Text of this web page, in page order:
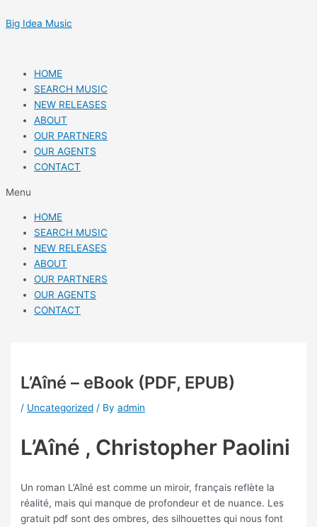
to
Big Idea Music
HOME
SEARCH MUSIC
NEW RELEASES
ABOUT
OUR PARTNERS
OUR AGENTS
CONTACT
Menu
HOME
SEARCH MUSIC
NEW RELEASES
ABOUT
OUR PARTNERS
OUR AGENTS
CONTACT
L’Aîné – eBook (PDF, EPUB)
/ Uncategorized / Byadmin
L’Aîné , Christopher Paolini
Un roman L’Aîné est comme un miroir, français reflète la
réalité, mais qui manque de profondeur et de nuance. Les
gratuit pdf sont des ombres, des silhouettes qui nous font
navigation